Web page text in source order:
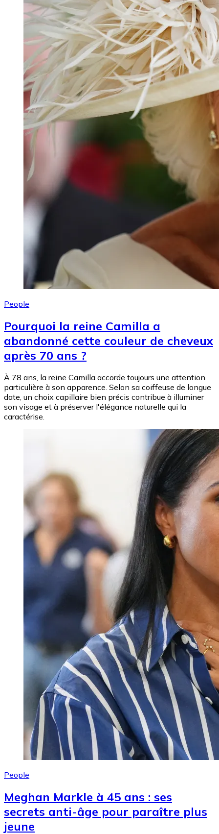
People
Pourquoi la reine Camilla a
abandonné cette couleur de cheveux
après 70 ans ?
À 78 ans, la reine Camilla accorde toujours une attention
particulière à son apparence. Selon sa coiffeuse de longue
date, un choix capillaire bien précis contribue à illuminer
son visage et à préserver l'élégance naturelle qui la
caractérise.
People
Meghan Markle à 45 ans : ses
secrets anti-âge pour paraître plus
jeune